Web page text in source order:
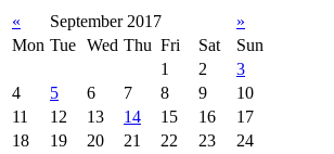
« September 2017
»
Mon Tue Wed Thu Fri Sat
Sun
1
2
3
4
5 6 7 8 9
10
11
12 13 14 15 16
17
18
19 20 21 22 23
24